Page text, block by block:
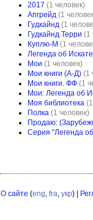
2017 (1 человек)
Апгрейд (1
Гудкайнд (1
Гудкайнд Терри (1
Куплю-М (1
Легенда об
Мои (1 человек)
Мои книги (А-Д) (1
Мои книги. ФФ (1
Мои: Легенда об
Моя библиотека
Полка (1 человек)
Продаю:
Серия "Легенда
О сайте (eng, fra, укр) |